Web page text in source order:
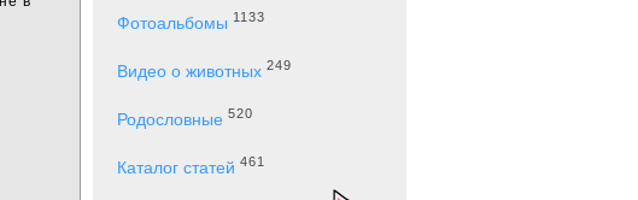
Фотоальбомы 1133
Видео о животных 249
Родословные 520
Каталог статей 461